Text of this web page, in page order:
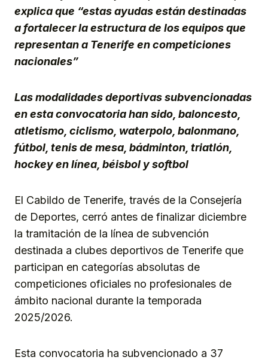
explica que “estas ayudas están destinadas
a fortalecer la estructura de los equipos que
representan a Tenerife en competiciones
nacionales”
Las modalidades deportivas subvencionadas
en esta convocatoria han sido, baloncesto,
atletismo, ciclismo, waterpolo, balonmano,
fútbol, tenis de mesa, bádminton, triatlón,
hockey en línea, béisbol y softbol
El Cabildo de Tenerife, través de la Consejería
de Deportes, cerró antes de finalizar diciembre
la tramitación de la línea de subvención
destinada a clubes deportivos de Tenerife que
participan en categorías absolutas de
competiciones oficiales no profesionales de
ámbito nacional durante la temporada
2025/2026.
Esta convocatoria ha subvencionado a 37